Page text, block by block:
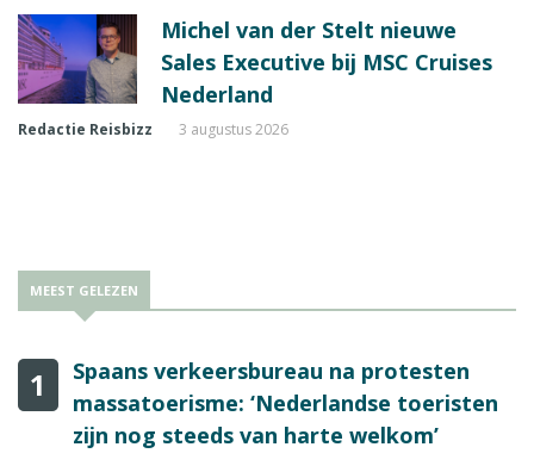
Michel van der Stelt nieuwe
Sales Executive bij MSC Cruises
Nederland
Redactie Reisbizz 3 augustus 2026
MEEST GELEZEN
1
Spaans verkeersbureau na protesten
massatoerisme: ‘Nederlandse toeristen
zijn nog steeds van harte welkom’